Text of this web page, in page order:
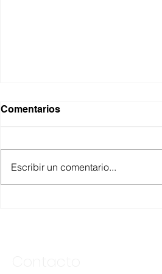
Comentarios
Escribir un comentario...